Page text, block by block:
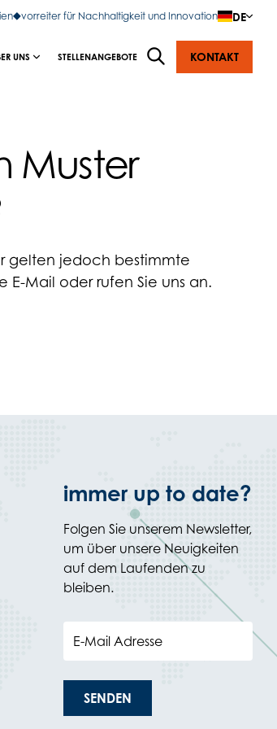
vorreiter für Nachhaltigkeit und Innovation DE
UNS STELLENANGEBOTE KONTAKT
Muster
gelten jedoch bestimmte
Mail oder rufen Sie uns an.
immer up to date?
Folgen Sie unserem Newsletter,
um über unsere Neuigkeiten
auf dem Laufenden zu
bleiben.
E-Mail Adresse
SENDEN